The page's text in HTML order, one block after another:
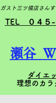
TEL ０４５-
ガスト三ツ境店さん
瀬谷
ダイエ
理想のカラ